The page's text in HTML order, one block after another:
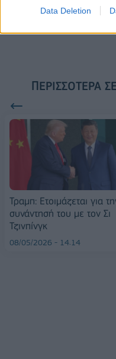
Data Deletion
Alpha Bank: Για πρώτη φορά
πύλες του σε όλους
ΠΕΡΙΣΣΌΤΕΡΑ
Τραμπ: Ετοιμάζεται για
συνάντησή του με τον Σι
Τζινπίνγκ
08/05/2026 - 14:14